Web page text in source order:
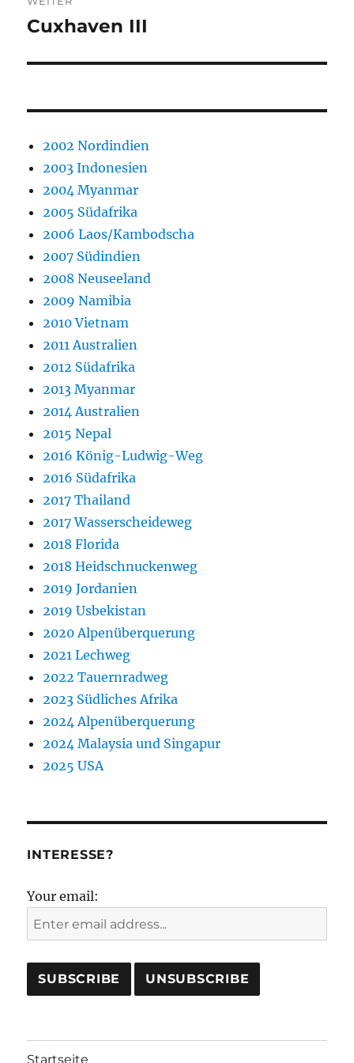
Nächster
Cuxhaven III
2002 Nordindien
2003 Indonesien
2004 Myanmar
2005 Südafrika
2006 Laos/Kambodscha
2007 Südindien
2008 Neuseeland
2009 Namibia
2010 Vietnam
2011 Australien
2012 Südafrika
2013 Myanmar
2014 Australien
2015 Nepal
2016 König-Ludwig-Weg
2016 Südafrika
2017 Thailand
2017 Wasserscheideweg
2018 Florida
2018 Heidschnuckenweg
2019 Jordanien
2019 Usbekistan
2020 Alpenüberquerung
2021 Lechweg
2022 Tauernradweg
2023 Südliches Afrika
2024 Alpenüberquerung
2024 Malaysia und Singapur
2025 USA
INTERESSE?
Your email:
Startseite